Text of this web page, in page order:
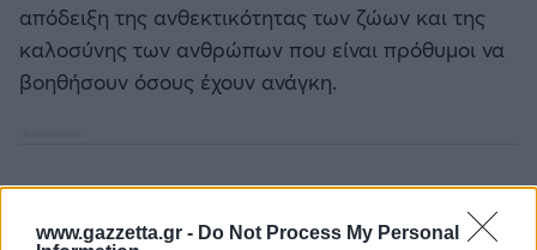
www.gazzetta.gr - Do Not Process My Personal
απόδειξη της ανθεκτικότητας των ζώων και της
καλοσύνης των ανθρώπων που είναι πρόθυμοι να
βοηθήσουν όσους έχουν ανάγκη.